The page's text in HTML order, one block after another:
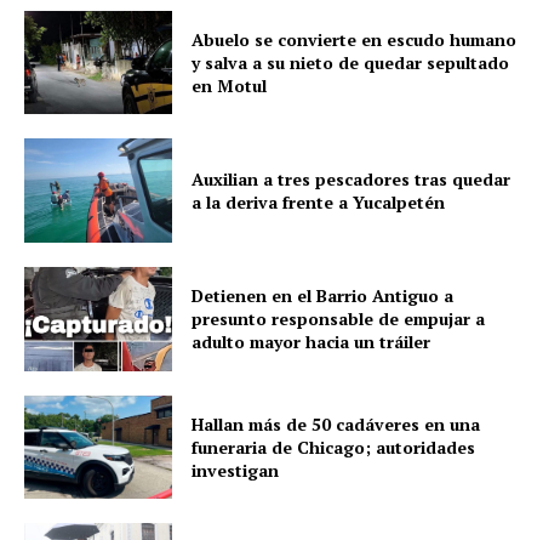
Sociedad y Negocios
Policíacas
Deportes
Política
Municipios
Abuelo se convierte en escudo humano
y salva a su nieto de quedar sepultado
en Motul
Auxilian a tres pescadores tras quedar
a la deriva frente a Yucalpetén
Detienen en el Barrio Antiguo a
presunto responsable de empujar a
adulto mayor hacia un tráiler
Hallan más de 50 cadáveres en una
funeraria de Chicago; autoridades
investigan